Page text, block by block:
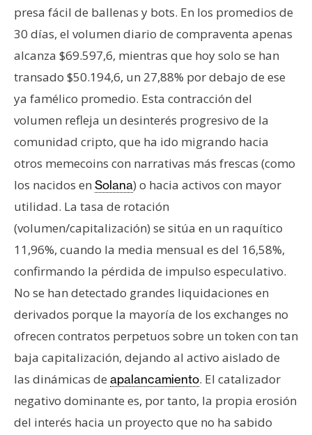
d
presa fácil de ballenas y bots. En los promedios de
30 días, el volumen diario de compraventa apenas
alcanza $69.597,6, mientras que hoy solo se han
transado $50.194,6, un 27,88% por debajo de ese
ya famélico promedio. Esta contracción del
volumen refleja un desinterés progresivo de la
comunidad cripto, que ha ido migrando hacia
otros memecoins con narrativas más frescas (como
los nacidos en Solana) o hacia activos con mayor
utilidad. La tasa de rotación
(volumen/capitalización) se sitúa en un raquítico
11,96%, cuando la media mensual es del 16,58%,
confirmando la pérdida de impulso especulativo.
No se han detectado grandes liquidaciones en
derivados porque la mayoría de los exchanges no
ofrecen contratos perpetuos sobre un token con tan
baja capitalización, dejando al activo aislado de
las dinámicas de apalancamiento. El catalizador
negativo dominante es, por tanto, la propia erosión
del interés hacia un proyecto que no ha sabido